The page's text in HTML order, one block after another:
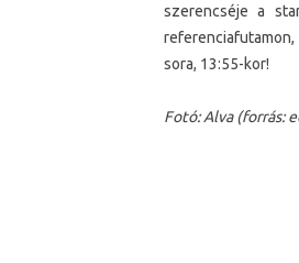
szerencséje a
sora, 13:55-kor!
Fotó: Alva (forrás: